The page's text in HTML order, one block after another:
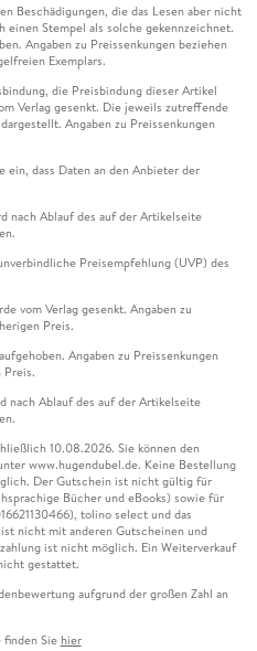
Beschädigungen, die das Lesen aber nicht
einen Stempel als solche gekennzeichnet.
Angaben zu Preissenkungen beziehen
Exemplars.
die Preisbindung dieser Artikel
Verlag gesenkt. Die jeweils zutreffende
Angaben zu Preissenkungen
dass Daten an den Anbieter der
nach Ablauf des auf der Artikelseite
Preisempfehlung (UVP) des
vom Verlag gesenkt. Angaben zu
Preis.
Angaben zu Preissenkungen
Preis.
nach Ablauf des auf der Artikelseite
10.08.2026. Sie können den
www.hugendubel.de. Keine Bestellung
Der Gutschein ist nicht gültig für
Bücher und eBooks) sowie für
tolino select und das
nicht mit anderen Gutscheinen und
ist nicht möglich. Ein Weiterverkauf
gestattet.
aufgrund der großen Zahl an
Sie hier